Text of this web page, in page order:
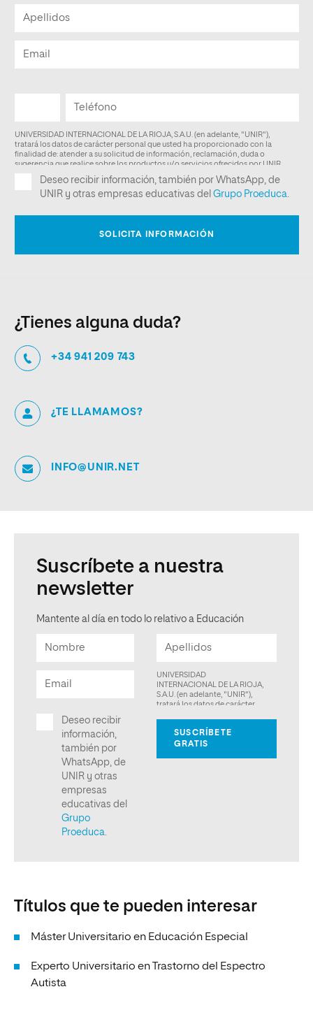
¿Tienes alguna duda?
+34 941 209 743
¿TE LLAMAMOS?
INFO@UNIR.NET
Suscríbete a nuestra
newsletter
Mantente al día en todo lo relativo a Educación
Títulos que te pueden interesar
Máster Universitario en Educación Especial
Experto Universitario en Trastorno del Espectro
Autista